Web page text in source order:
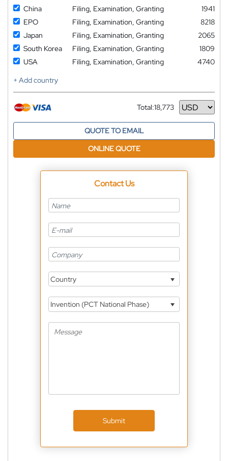
China
Filing, Examination, Granting
1941
EPO
Filing, Examination, Granting
8218
Japan
Filing, Examination, Granting
2065
South Korea
Filing, Examination, Granting
1809
USA
Filing, Examination, Granting
4740
+ Add country
Total:18,773
Currency
QUOTE TO EMAIL
ONLINE QUOTE
Contact Us
Country
Invention (PCT National Phase)
Submit